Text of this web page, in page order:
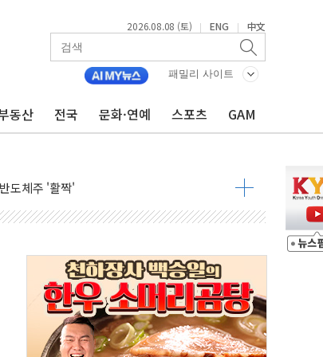
2026.08.08 (토) | ENG | 中文
패밀리 사이트
동산 전국 문화·연예 스포츠 GAM
엘·이란 위협에 맞설 자체 억지력 강화
'올스톱'… 美 해상봉쇄 영향
나스닥 선물 1%대 상승
상 기대 후퇴
·태양광주↑ VS 트레이드데스크·웬디스↓
끝까지 찾겠다"
'